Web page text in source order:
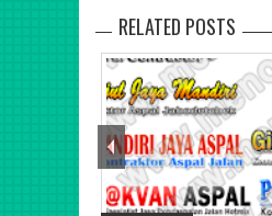
RELATED POSTS